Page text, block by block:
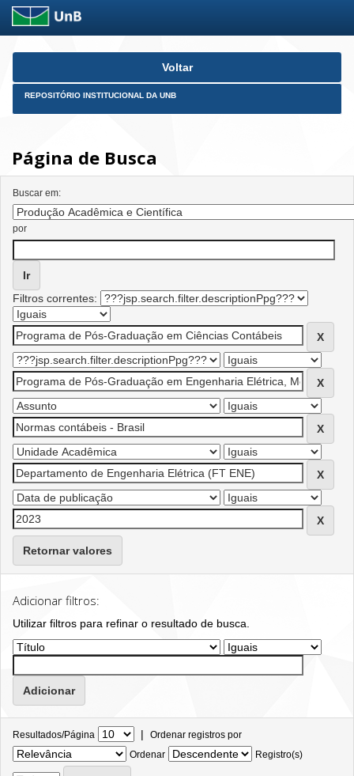
Skip
Voltar
REPOSITÓRIO INSTITUCIONAL DA UNB
Página de Busca
Buscar em:
por
Filtros correntes:
Retornar valores
Adicionar filtros:
Utilizar filtros para refinar o resultado de busca.
Resultados/Página | Ordenar registros por
Ordenar
Registro(s)